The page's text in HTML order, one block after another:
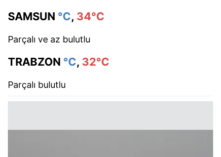
SAMSUN °C, 34°C
Parçalı ve az bulutlu
TRABZON °C, 32°C
Parçalı bulutlu